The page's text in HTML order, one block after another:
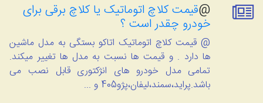
@قیمت کلاچ اتوماتیک یا کلاچ برقی برای
خودرو چقدر است ؟
@ قیمت کلاچ اتوماتیک اتاکو بستگی به مدل ماشین
ها دارد . و قیمت ها نسبت به مدل ها تغییر میکند.
تمامی مدل خودرو های انژکتوری قابل نصب می
باشد.پراید،سمند،لیفان،پژو405 و ...